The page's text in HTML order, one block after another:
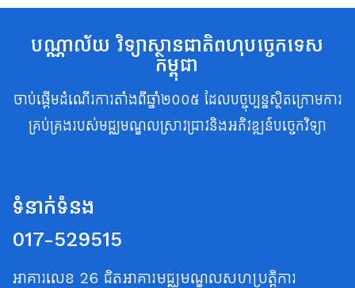
បណ្ណាល័យ វិទ្យាស្ថានជាតិពហុបច្ចេកទេស
កម្ពុជា
ចាប់ផ្តើមដំណើរការតាំងពីឆ្នាំ២០០៥ ដែលបច្ចុប្បន្នស្ថិតក្រោមការ
គ្រប់គ្រងរបស់មជ្ឈមណ្ឌលស្រាវជ្រាវនិងអភិវឌ្ឍន៍បច្ចេកវិទ្យា
ទំនាក់ទំនង
017-529515
អាគារលេខ 26 ជិតអាគារមជ្ឈមណ្ឌលសហប្រត្តិការ